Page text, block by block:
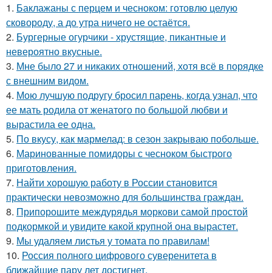
1. Баклажаны с перцем и чесноком: готовлю целую
сковороду, а до утра ничего не остаётся.
2. Бургерные огурчики - хрустящие, пикантные и
невероятно вкусные.
3. Мне было 27 и никаких отношений, хотя всё в порядке
с внешним видом.
4. Мою лучшую подругу бросил парень, когда узнал, что
ее мать родила от женатого по большой любви и
вырастила ее одна.
5. По вкусу, как мармелад: в сезон закрываю побольше.
6. Маринованные помидоры с чесноком быстрого
приготовления.
7. Найти хорошую работу в России становится
практически невозможно для большинства граждан.
8. Припорошите междурядья моркови самой простой
подкормкой и увидите какой крупной она вырастет.
9. Мы удаляем листья у томата по правилам!
10. Россия полного цифрового суверенитета в
ближайшие пару лет достигнет.